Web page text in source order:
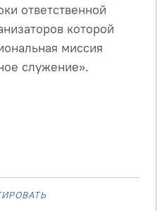
ответственной
которой
миссия
служение».